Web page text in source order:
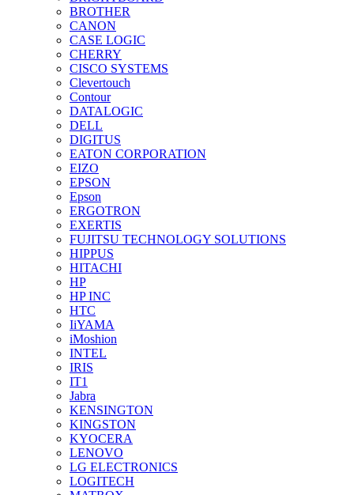
BROTHER
CANON
CASE LOGIC
CHERRY
CISCO SYSTEMS
Clevertouch
Contour
DATALOGIC
DELL
DIGITUS
EATON CORPORATION
EIZO
EPSON
Epson
ERGOTRON
EXERTIS
FUJITSU TECHNOLOGY SOLUTIONS
HIPPUS
HITACHI
HP
HP INC
HTC
IiYAMA
iMoshion
INTEL
IRIS
IT1
Jabra
KENSINGTON
KINGSTON
KYOCERA
LENOVO
LG ELECTRONICS
LOGITECH